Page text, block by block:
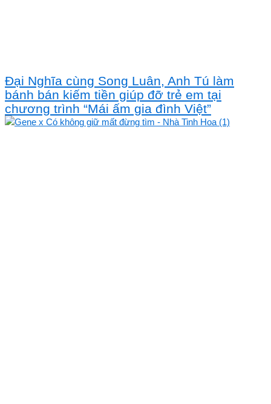
Đại Nghĩa cùng Song Luân, Anh Tú làm
bánh bán kiếm tiền giúp đỡ trẻ em tại
chương trình “Mái ấm gia đình Việt”